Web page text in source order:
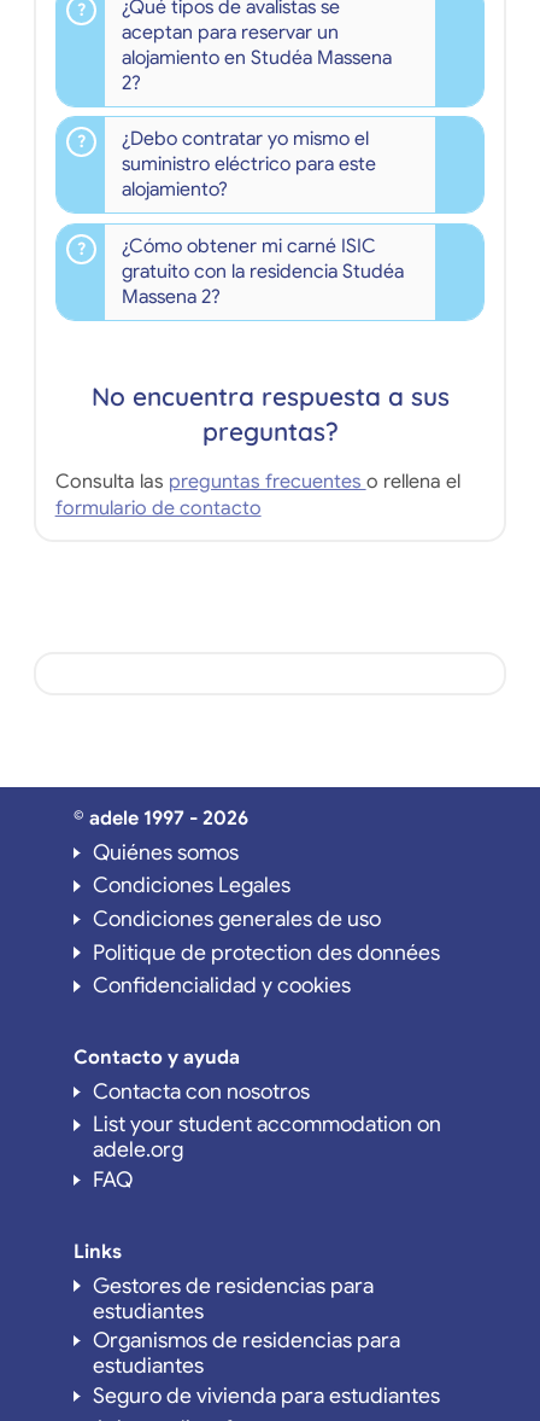
¿Qué tipos de avalistas se
aceptan para reservar un
alojamiento en Studéa Massena
2?
¿Debo contratar yo mismo el
suministro eléctrico para este
alojamiento?
¿Cómo obtener mi carné ISIC
gratuito con la residencia Studéa
Massena 2?
No encuentra respuesta a sus
preguntas?
Consulta las preguntas frecuentes o rellena el
formulario de contacto
© adele 1997 - 2026
Quiénes somos
Condiciones Legales
Condiciones generales de uso
Politique de protection des données
Confidencialidad y cookies
Contacto y ayuda
Contacta con nosotros
List your student accommodation on
adele.org
FAQ
Links
Gestores de residencias para
estudiantes
Organismos de residencias para
estudiantes
Seguro de vivienda para estudiantes